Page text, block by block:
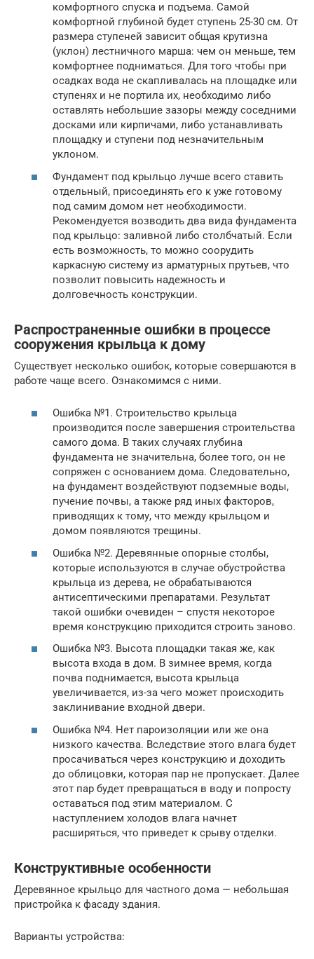
комфортного спуска и подъема. Самой
комфортной глубиной будет ступень 25-30 см. От
размера ступеней зависит общая крутизна
(уклон) лестничного марша: чем он меньше, тем
комфортнее подниматься. Для того чтобы при
осадках вода не скапливалась на площадке или
ступенях и не портила их, необходимо либо
оставлять небольшие зазоры между соседними
досками или кирпичами, либо устанавливать
площадку и ступени под незначительным
уклоном.
Фундамент под крыльцо лучше всего ставить
отдельный, присоединять его к уже готовому
под самим домом нет необходимости.
Рекомендуется возводить два вида фундамента
под крыльцо: заливной либо столбчатый. Если
есть возможность, то можно соорудить
каркасную систему из арматурных прутьев, что
позволит повысить надежность и
долговечность конструкции.
Распространенные ошибки в процессе
сооружения крыльца к дому
Существует несколько ошибок, которые совершаются в
работе чаще всего. Ознакомимся с ними.
Ошибка №1. Строительство крыльца
производится после завершения строительства
самого дома. В таких случаях глубина
фундамента не значительна, более того, он не
сопряжен с основанием дома. Следовательно,
на фундамент воздействуют подземные воды,
пучение почвы, а также ряд иных факторов,
приводящих к тому, что между крыльцом и
домом появляются трещины.
Ошибка №2. Деревянные опорные столбы,
которые используются в случае обустройства
крыльца из дерева, не обрабатываются
антисептическими препаратами. Результат
такой ошибки очевиден – спустя некоторое
время конструкцию приходится строить заново.
Ошибка №3. Высота площадки такая же, как
высота входа в дом. В зимнее время, когда
почва поднимается, высота крыльца
увеличивается, из-за чего может происходить
заклинивание входной двери.
Ошибка №4. Нет пароизоляции или же она
низкого качества. Вследствие этого влага будет
просачиваться через конструкцию и доходить
до облицовки, которая пар не пропускает. Далее
этот пар будет превращаться в воду и попросту
оставаться под этим материалом. С
наступлением холодов влага начнет
расширяться, что приведет к срыву отделки.
Конструктивные особенности
Деревянное крыльцо для частного дома — небольшая
пристройка к фасаду здания.
Варианты устройства: